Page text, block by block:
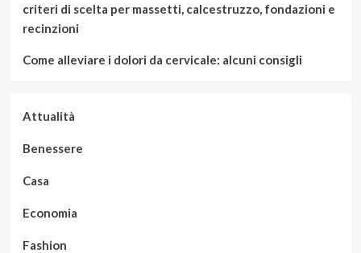
criteri di scelta per massetti, calcestruzzo, fondazioni e
recinzioni
Come alleviare i dolori da cervicale: alcuni consigli
Attualità
Benessere
Casa
Economia
Fashion